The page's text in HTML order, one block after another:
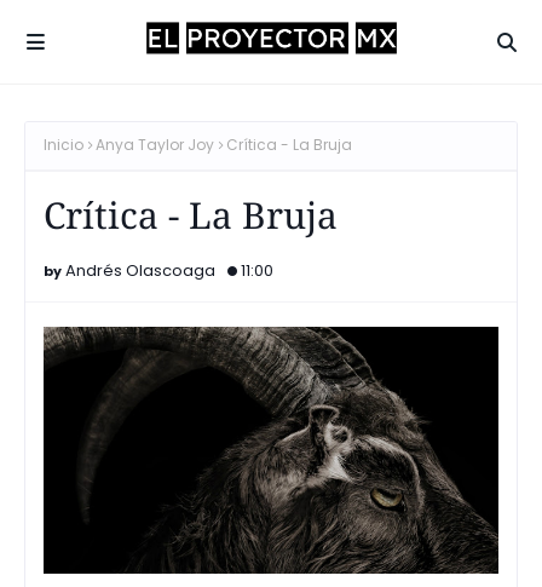
Inicio Anya Taylor Joy Crítica - La Bruja
Crítica - La Bruja
Andrés Olascoaga 11:00